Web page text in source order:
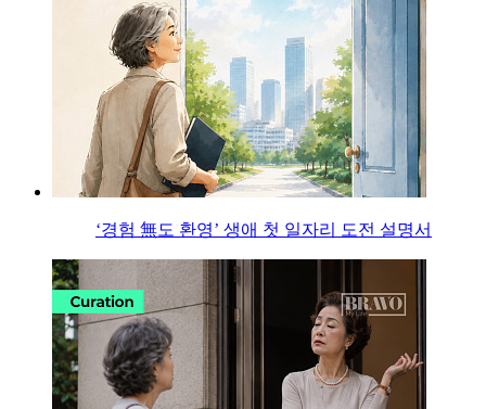
‘경험 無도 환영’ 생애 첫 일자리 도전 설명서